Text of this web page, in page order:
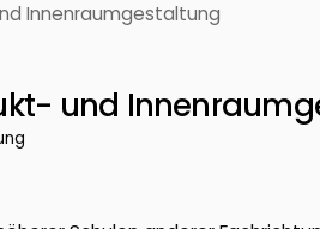
Innenraumgestaltung
und